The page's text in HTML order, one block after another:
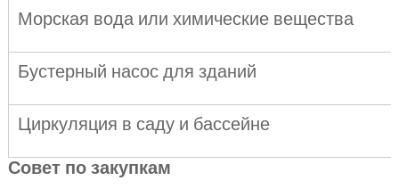
Морская вода или химические вещества
Бустерный насос для зданий
Циркуляция в саду и бассейне
Совет по закупкам